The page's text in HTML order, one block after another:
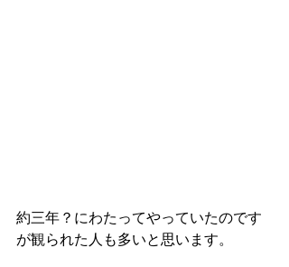
約三年？にわたってやっていたのです
が観られた人も多いと思います。